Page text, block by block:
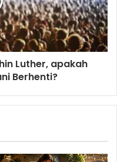
Luther, apakah
Berhenti?